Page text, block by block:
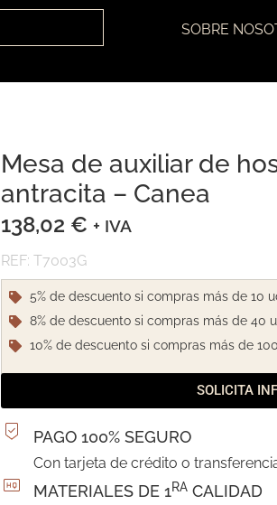
SOBRE
Mesa de auxiliar de
antracita – Canea
138,02 € + IVA
REF: T7003G
5% de descuento si compras más de 10
8% de descuento si compras más de 40
10% de descuento si compras más de
SOLICITA
PAGO 100% SEGURO
Con tarjeta de crédito o
MATERIALES DE 1RA CALIDAD